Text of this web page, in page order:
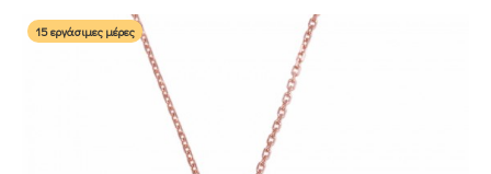
15 εργάσιμες μέρες